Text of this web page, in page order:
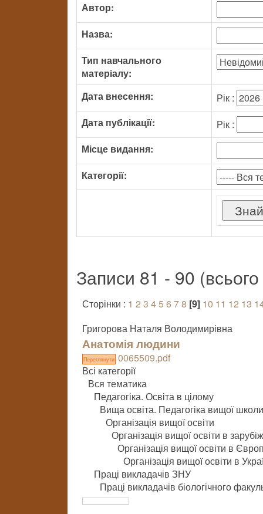
Автор:
Назва:
Тип навчального
матеріалу:
Дата внесення:
Рік :
Дата публікації:
Рік :
Місце видання:
Категорії:
Записи 81 - 90
Сторінки : 1 2 3 45 6 78 [9] 10 11 12 13
Григорова Наталя Володимирівна
Анатомія людини
Переглянути 0065509.pdf
Всі категорії
Вся тематика
Педагогіка. Освіта в цілому
Вища освіта. Педагогіка вищої школи
Організація вищої освіти
Організація вищої освіти в
Організація вищої освіти в
Організація вищої освіти в
Праці викладачів ЗНУ
Праці викладачів біологічного